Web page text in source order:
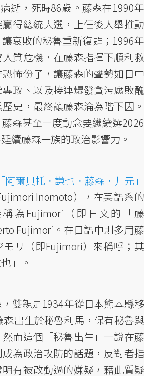
逝，死時86歲。藤森在1990年
得總統大選，上任後大舉推動
衰敗的秘魯重新復甦；1996年
質危機，在藤森指揮下順利救
怖份子，讓藤森的聲勢如日中
政、以及接連爆發貪污腐敗醜
史，最終讓藤森淪為階下囚。
森甚至一度動念要繼續選2026
續藤森一族的政治影響力。
「阿爾貝托．謙也．藤森．井元」
Inomoto），在英語系的
為Fujimori（即日文的「藤
Fujimori。在日語中則多用藤
モリ（即Fujimori）來稱呼；其
」。
雙親是1934年從日本熊本縣移
森出生於秘魯利馬，保有秘魯與
而這個「秘魯出生」一說在藤
為政治攻防的話題，反對者指
有被改動過的嫌疑，藉此質疑